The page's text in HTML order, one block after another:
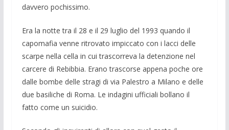
davvero pochissimo.
Era la notte tra il 28 e il 29 luglio del 1993 quando il
capomafia venne ritrova­to impiccato con i lacci delle
scarpe nella cella in cui trascorreva la detenzione nel
carcere di Rebibbia. Erano trascorse ap­pena poche ore
dalle bombe delle stragi di via Palestro a Milano e delle
due basi­liche di Roma. Le indagini ufficiali bol­lano il
fatto come un suicidio.